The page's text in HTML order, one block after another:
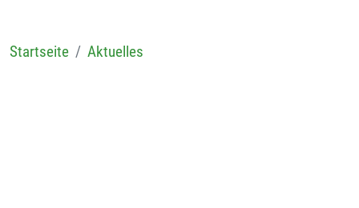
Startseite Aktuelles